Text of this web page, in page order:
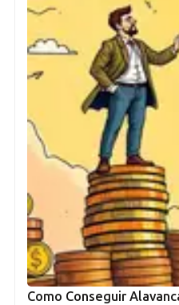
Como Conseguir